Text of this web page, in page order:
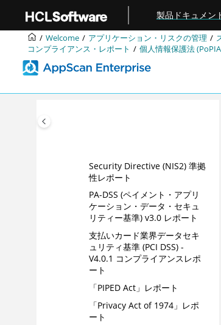
製品ドキュメン
Welcome アプリケーション・リスクの管理
コンプライアンス・レポート
個人情報保護法
Information Protection Act」
Massachusetts 201 CMR
17.00 レポート
Management of Information
レポート
Security Directive (NIS2) 準拠
性レポート
PA-DSS (ペイメント・アプリ
ケーション・データ・セキュ
リティー基準) v3.0 レポート
支払いカード業界データセキ
ュリティ基準 (PCI DSS) -
V4.0.1 コンプライアンスレポ
ート
「PIPED Act」レポート
「Privacy Act of 1974」レポ
ート